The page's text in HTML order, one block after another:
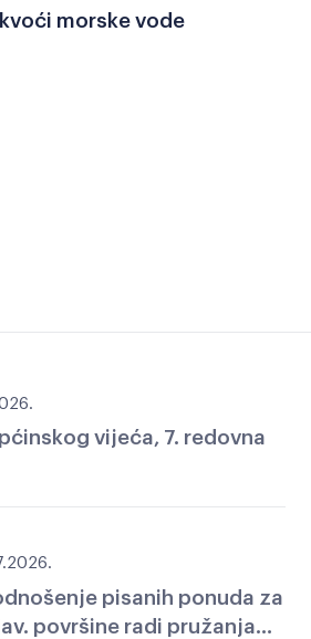
morske vode
vijeća, 7. redovna
pisanih ponuda za
površine radi pružanja